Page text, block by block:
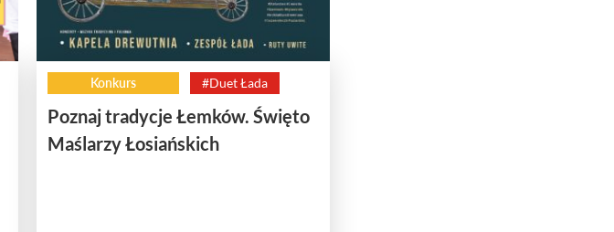
Konkurs #Duet Łada
Poznaj tradycje Łemków. Święto
Maślarzy Łosiańskich